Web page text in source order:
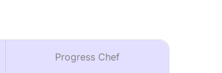
Progress Chef